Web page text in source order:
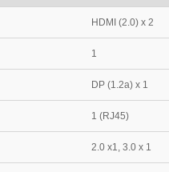
HDMI (2.0) x 2
1
DP (1.2a) x 1
1 (RJ45)
2.0 x1, 3.0 x 1